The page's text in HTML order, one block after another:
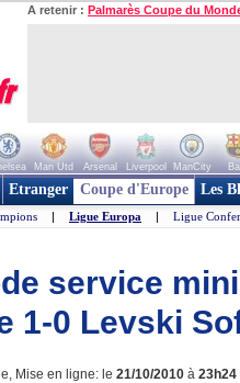
A retenir : Palmarès Coupe du
Man Utd Arsenal Liverpool ManCity
Etranger Coupe d'Europe Les
| Ligue Europa | Ligue
service
1-0 Levski
Mise en ligne: le 21/10/2010 à 23h24